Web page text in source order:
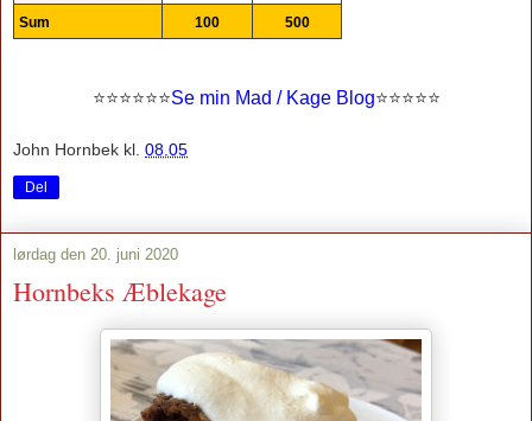
Sum 100 500
⭐⭐⭐⭐⭐⭐Se min Mad / Kage Blog⭐⭐⭐⭐⭐
John Hornbek kl. 08.05
Del
lørdag den 20. juni 2020
Hornbeks Æblekage